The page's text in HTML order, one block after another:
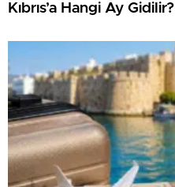
Kıbrıs’a Hangi Ay Gidilir?